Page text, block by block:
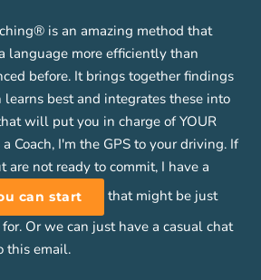
is an amazing method that
language more efficiently than
before. It brings together findings
best and integrates these into
will put you in charge of YOUR
Coach, I'm the GPS to your driving. If
not ready to commit, I have a
can start
that might be just
Or we can just have a casual chat
this email.